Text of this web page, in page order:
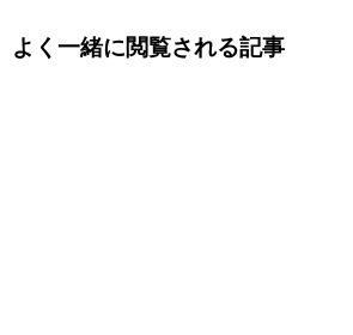
よく一緒に閲覧される記事